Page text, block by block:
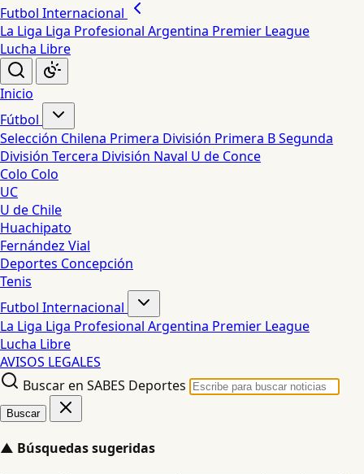
Futbol Internacional
La Liga Liga Profesional Argentina Premier League
Lucha Libre
Inicio
Fútbol
Selección Chilena Primera División Primera BSegunda
División Tercera División Naval U de Conce
Colo Colo
UC
U de Chile
Huachipato
Fernández Vial
Deportes Concepción
Tenis
Futbol Internacional
La Liga Liga Profesional Argentina Premier League
Lucha Libre
AVISOS LEGALES
Buscar en SABES Deportes
Buscar
▲ Búsquedas sugeridas